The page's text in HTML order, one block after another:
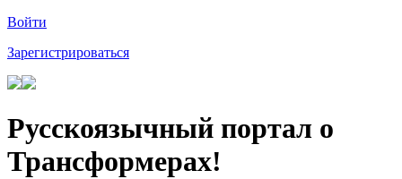
Войти
Зарегистрироваться
Русскоязычный портал о
Трансформерах!